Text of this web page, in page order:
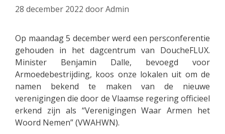
28 december 2022 doorAdmin
Op maandag 5 december werd een persconferentie
gehouden in het dagcentrum van DoucheFLUX.
Minister Benjamin Dalle, bevoegd voor
Armoedebestrijding, koos onze lokalen uit om de
namen bekend te maken van de nieuwe
verenigingen die door de Vlaamse regering officieel
erkend zijn als “Verenigingen Waar Armen het
Woord Nemen” (VWAHWN).